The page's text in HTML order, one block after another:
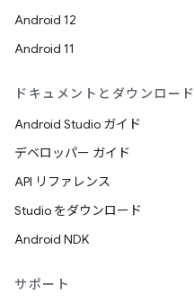
Android 12
Android 11
ドキュメントとダウンロード
Android Studio ガイド
デベロッパー ガイド
API リファレンス
Studio をダウンロード
Android NDK
サポート